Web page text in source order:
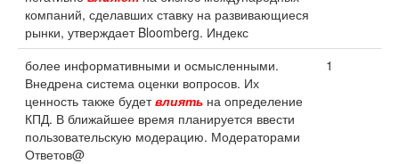
компаний, сделавших ставку на развивающиеся
рынки, утверждает Bloomberg. Индекс
более информативными и осмысленными.
Внедрена система оценки вопросов. Их
ценность также будетвлиять на определение
КПД. В ближайшее время планируется ввести
пользовательскую модерацию. Модераторами
Ответов@
1